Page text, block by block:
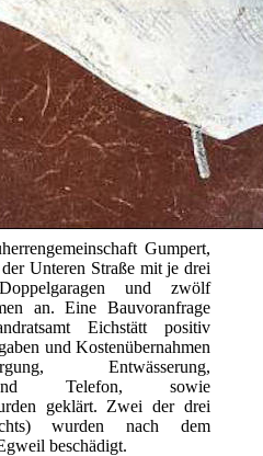
Gumpert,
Unteren Straße mit je drei
und zwölf
an. Eine Bauvoranfrage
Eichstätt positiv
und Kostenübernahmen
Entwässerung,
und Telefon, sowie
geklärt. Zwei der drei
wurden nach dem
beschädigt.